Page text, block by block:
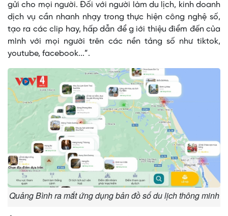
gửi cho mọi người. Đối với người làm du lịch, kinh doanh
dịch vụ cần nhanh nhạy trong thực hiện công nghệ số,
tạo ra các clip hay, hấp dẫn để g iới thiệu điểm đến của
mình với mọi người trên các nền tảng số như tiktok,
youtube, facebook...”.
Quảng Bình ra mắt ứng dụng bản đồ số du lịch thông minh